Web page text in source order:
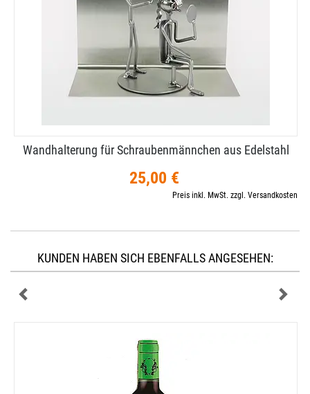
Wandhalterung für Schraubenmännchen aus Edelstahl
25,00 €
Preis inkl. MwSt. zzgl. Versandkosten
KUNDEN HABEN SICH EBENFALLS ANGESEHEN: